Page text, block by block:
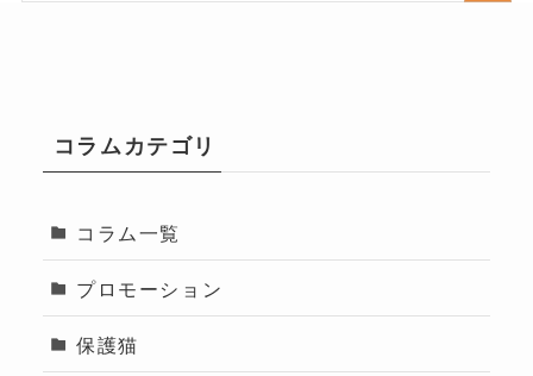
コラムカテゴリ
コラム一覧
プロモーション
保護猫